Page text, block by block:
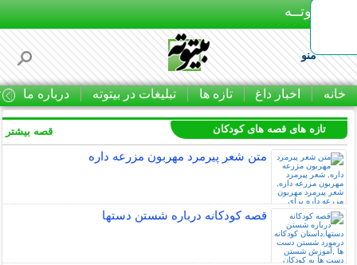
بـیتوتــه
منو
خانه اخبار داغ تازه ها تبلیغات در بیتوته درباره ما
تازه های قصه های کودکان
متن شعر پیرمرد مهربون مزرعه داره
قصه کودکانه درباره شستن دستها
قصه بیشتر